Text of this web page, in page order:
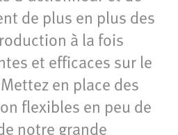
de plus en plus des
à la fois
et efficaces sur le
en place des
flexibles en peu de
notre grande